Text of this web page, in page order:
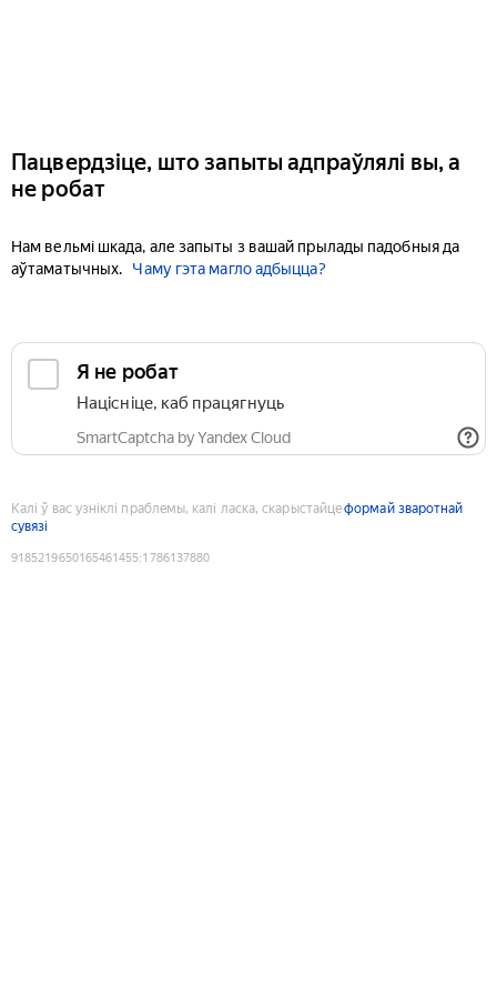
Пацвердзіце, што запыты адпраўлялі вы, а
не робат
Нам вельмі шкада, але запыты з вашай прылады падобныя да
аўтаматычных.
Чаму гэта магло адбыцца?
Я не робат
Націсніце, каб працягнуць
SmartCaptcha by Yandex Cloud
Калі ў вас узніклі праблемы, калі ласка, скарыстайцеформай зваротнай
сувязі
9185219650165461455:1786137880